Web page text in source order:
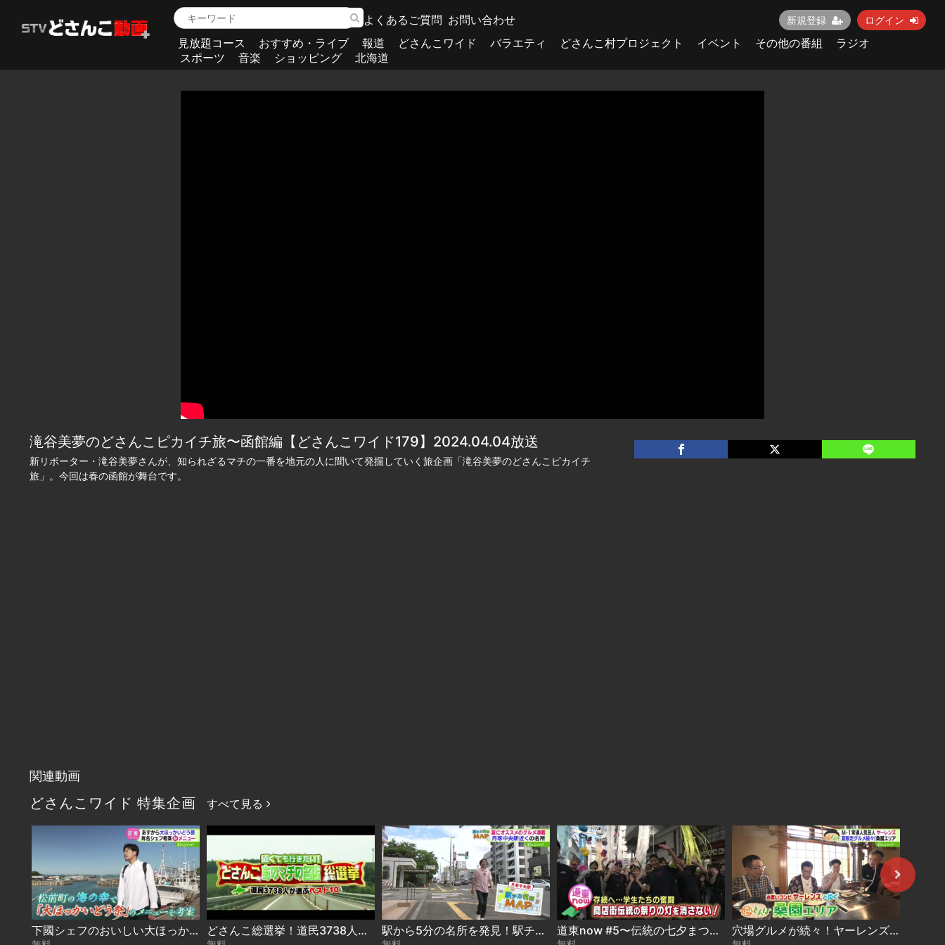
よくあるご質問 お問い合わせ 新規登録 ログイン
見放題コース おすすめ・ライブ 報道 どさんこワイド バラエティ どさんこ村プロジェクト イベント その他の番組
ラジオ
スポーツ
音楽 ショッピング 北海道
滝谷美夢のどさんこピカイチ旅〜函館編【どさんこワイド179】2024.04.04放送
新リポーター・滝谷美夢さんが、知られざるマチの一番を地元の人に聞いて発掘していく旅企画「滝谷美夢のどさんこピカイチ
旅」。今回は春の函館が舞台です。
関連動画
どさんこワイド 特集企画 すべて見る
下國シェフのおいしい大ほっかいどう 2026-08-06 どさんこ総選挙！道民3738人が選ぶ“遠くても行きたい名店”ベスト10 2026-08-06 駅から5分の名所を発見！駅チカ名所MAP〜月寒中央駅 2026-08-05 道東now #5〜伝統の七夕まつり 存続危機を学生が守る 2026-08-04 穴場グルメが続々！ヤーレンズと桑園エリアで福さんぽ 2026-08-03